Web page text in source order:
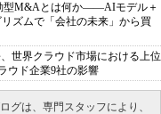
型M&Aとは何か――AIモデル＋
リズムで「会社の未来」から買
世界クラウド市場における上位
ウド企業9社の影響
グは、専門スタッフにより、